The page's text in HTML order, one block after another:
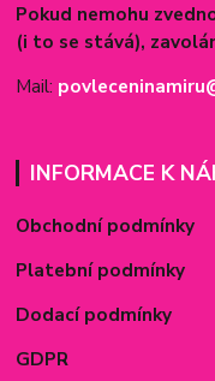
Pokud nemohu
(i to se stává),
Mail:
INFORMACE K
Obchodní podmínky
Platební podmínky
Dodací podmínky
GDPR